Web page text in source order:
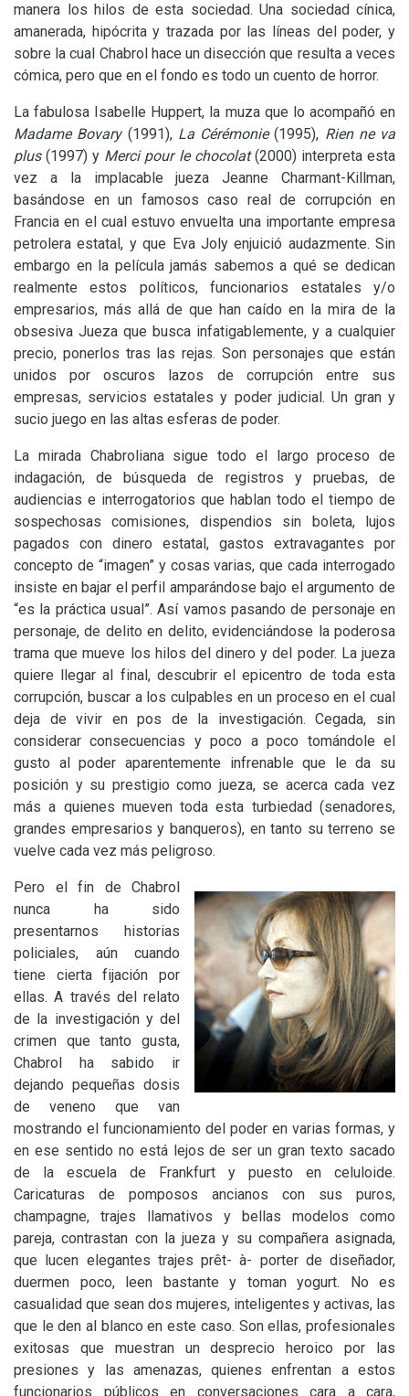
manera los hilos de esta sociedad. Una sociedad cínica,
amanerada, hipócrita y trazada por las líneas del poder, y
sobre la cual Chabrol hace un disección que resulta a veces
cómica, pero que en el fondo es todo un cuento de horror.
La fabulosa Isabelle Huppert, la muza que lo acompañó en
Madame Bovary (1991), La Cérémonie(1995), Rien ne va
plus(1997) y Merci pour le chocolat(2000) interpreta esta
vez a la implacable jueza Jeanne Charmant-Killman,
basándose en un famosos caso real de corrupción en
Francia en el cual estuvo envuelta una importante empresa
petrolera estatal, y que Eva Joly enjuició audazmente. Sin
embargo en la película jamás sabemos a qué se dedican
realmente estos políticos, funcionarios estatales y/o
empresarios, más allá de que han caído en la mira de la
obsesiva Jueza que busca infatigablemente, y a cualquier
precio, ponerlos tras las rejas. Son personajes que están
unidos por oscuros lazos de corrupción entre sus
empresas, servicios estatales y poder judicial. Un gran y
sucio juego en las altas esferas de poder.
La mirada Chabroliana sigue todo el largo proceso de
indagación, de búsqueda de registros y pruebas, de
audiencias e interrogatorios que hablan todo el tiempo de
sospechosas comisiones, dispendios sin boleta, lujos
pagados con dinero estatal, gastos extravagantes por
concepto de “imagen” y cosas varias, que cada interrogado
insiste en bajar el perfil amparándose bajo el argumento de
“es la práctica usual”. Así vamos pasando de personaje en
personaje, de delito en delito, evidenciándose la poderosa
trama que mueve los hilos del dinero y del poder. La jueza
quiere llegar al final, descubrir el epicentro de toda esta
corrupción, buscar a los culpables en un proceso en el cual
deja de vivir en pos de la investigación. Cegada, sin
considerar consecuencias y poco a poco tomándole el
gusto al poder aparentemente infrenable que le da su
posición y su prestigio como jueza, se acerca cada vez
más a quienes mueven toda esta turbiedad (senadores,
grandes empresarios y banqueros), en tanto su terreno se
vuelve cada vez más peligroso.
Pero el fin de Chabrol
nunca ha sido
presentarnos historias
policiales, aún cuando
tiene cierta fijación por
ellas. A través del relato
de la investigación y del
crimen que tanto gusta,
Chabrol ha sabido ir
dejando pequeñas dosis
de veneno que van
mostrando el funcionamiento del poder en varias formas, y
en ese sentido no está lejos de ser un gran texto sacado
de la escuela de Frankfurt y puesto en celuloide.
Caricaturas de pomposos ancianos con sus puros,
champagne, trajes llamativos y bellas modelos como
pareja, contrastan con la jueza y su compañera asignada,
que lucen elegantes trajes prêt- à- porter de diseñador,
duermen poco, leen bastante y toman yogurt. No es
casualidad que sean dos mujeres, inteligentes y activas, las
que le den al blanco en este caso. Son ellas, profesionales
exitosas que muestran un desprecio heroico por las
presiones y las amenazas, quienes enfrentan a estos
funcionarios públicos en conversaciones cara a cara,